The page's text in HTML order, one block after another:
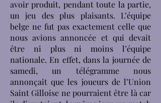
avoir produit, pendant toute la partie,
un jeu des plus plaisants. L’équipe
belge ne fut pas exactement celle que
nous avions annoncée et qui devait
être ni plus ni moins l’équipe
nationale. En effet, dans la journée de
samedi, un télégramme nous
annonçait que les joueurs de l’Union
Saint Gilloise ne pourraient être là car